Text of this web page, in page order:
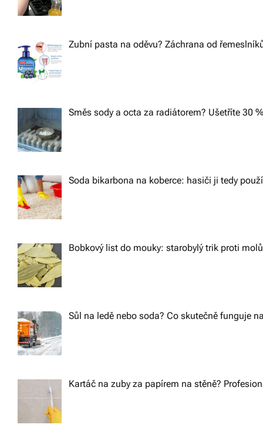
Zubní pasta na oděvu? Záchrana od
Směs sody a octa za radiátorem? Ušetříte 30
Soda bikarbona na koberce: hasiči ji tedy
Bobkový list do mouky: starobylý trik proti
Sůl na ledě nebo soda? Co skutečně funguje
Kartáč na zuby za papírem na stěně?